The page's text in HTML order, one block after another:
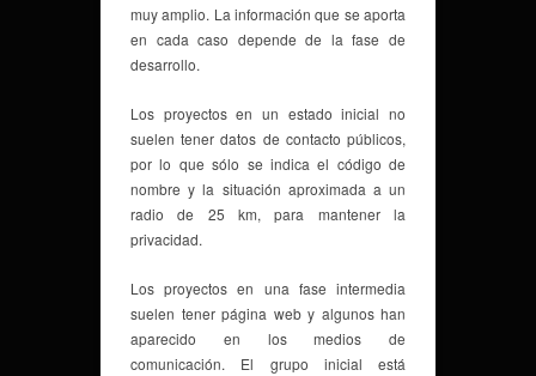
muy amplio. La información que se aporta
en cada caso depende de la fase de
desarrollo.
Los proyectos en un estado inicial no
suelen tener datos de contacto públicos,
por lo que sólo se indica el código de
nombre y la situación aproximada a un
radio de 25 km, para mantener la
privacidad.
Los proyectos en una fase intermedia
suelen tener página web y algunos han
aparecido en los medios de
comunicación. El grupo inicial está